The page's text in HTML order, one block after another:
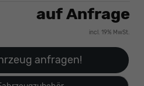
auf Anfrage
incl. 19% MwSt.
anfragen!